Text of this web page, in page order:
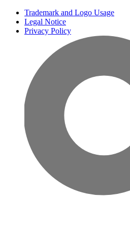
Trademark and Logo Usage
Legal Notice
Privacy Policy